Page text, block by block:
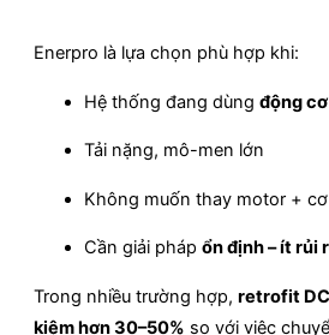
Enerpro là lựa chọn phù hợp khi:
Hệ thống đang dùng động
Tải nặng, mô-men lớn
Không muốn thay motor +
Cần giải pháp ổn định – ít rủi
Trong nhiều trường hợp, retrofit
kiệm hơn 30–50% so với việc